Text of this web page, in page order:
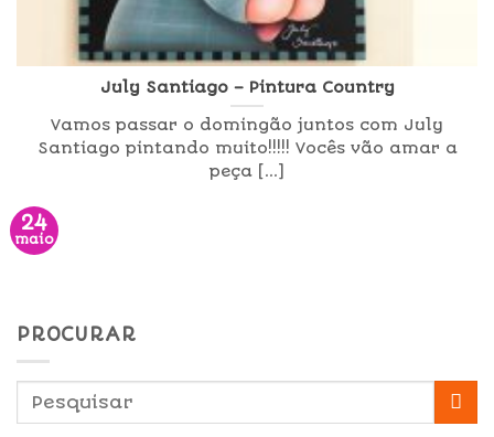
July Santiago – Pintura Country
Vamos passar o domingão juntos com July
Santiago pintando muito!!!!! Vocês vão amar a
peça [...]
24
maio
PROCURAR